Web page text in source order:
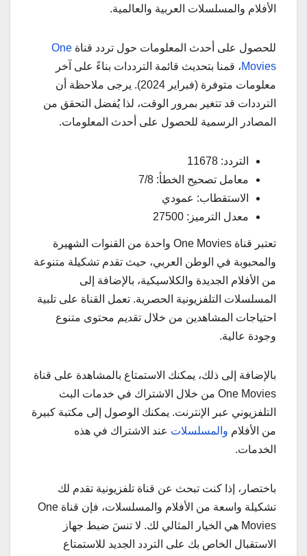
الأفلام والمسلسلات العربية والعالمية.
للحصول على أحدث المعلومات حول تردد قناة One
Movies، قمنا بتحديث قائمة الترددات بناءً على آخر
معلومات متوفرة (فبراير 2024). يرجى ملاحظة أن
الترددات قد تتغير بمرور الوقت، لذا يُفضل التحقق من
المصادر الرسمية للحصول على أحدث المعلومات.
التردد: 11678
معامل تصحيح الخطأ: 7/8
الاستقطاب: عمودي
معدل الترميز: 27500
تعتبر قناة One Movies واحدة من القنوات الشهيرة
والمحبوبة في الوطن العربي، حيث تقدم تشكيلة متنوعة
من الأفلام الجديدة والكلاسيكية، بالإضافة إلى
المسلسلات التلفزيونية الحصرية. تعمل القناة على تلبية
احتياجات المشاهدين من خلال تقديم محتوى متنوع
وجودة عالية.
بالإضافة إلى ذلك، يمكنك الاستمتاع بالمشاهدة على قناة
One Movies من خلال الاشتراك في خدمات البث
التلفزيوني عبر الإنترنت. يمكنك الوصول إلى مكتبة كبيرة
من الأفلام والمسلسلات عند الاشتراك في هذه
الخدمات.
باختصار، إذا كنت تبحث عن قناة تلفزيونية تقدم لك
تشكيلة واسعة من الأفلام والمسلسلات، فإن قناة One
Movies هي الخيار المثالي لك. لا تنسَ ضبط جهاز
الاستقبال الخاص بك على التردد الجديد للاستمتاع